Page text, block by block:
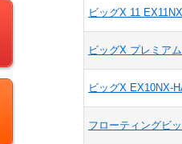
ビッグX 11
ビッグX プレミア
ビッグX EX10NX-
フローティングビ